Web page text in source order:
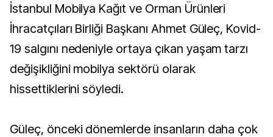
İstanbul Mobilya Kağıt ve Orman Ürünleri
İhracatçıları Birliği Başkanı Ahmet Güleç, Kovid-
19 salgını nedeniyle ortaya çıkan yaşam tarzı
değişikliğini mobilya sektörü olarak
hissettiklerini söyledi.
Güleç, önceki dönemlerde insanların daha çok